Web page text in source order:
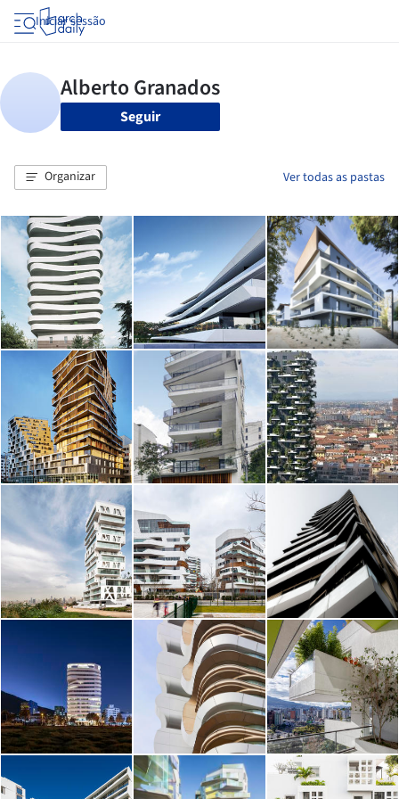
Iniciar sessão
Seguir
Organizar Ver todas as pastas